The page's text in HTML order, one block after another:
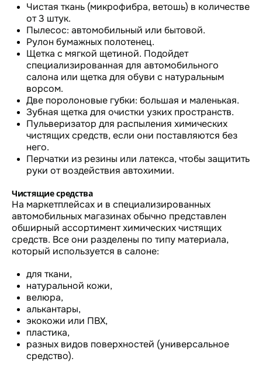
Чистая ткань (микрофибра, ветошь) в количестве
от 3 штук.
Пылесос: автомобильный или бытовой.
Рулон бумажных полотенец.
Щетка с мягкой щетиной. Подойдет
специализированная для автомобильного
салона или щетка для обуви с натуральным
ворсом.
Две поролоновые губки: большая и маленькая.
Зубная щетка для очистки узких пространств.
Пульверизатор для распыления химических
чистящих средств, если они поставляются без
него.
Перчатки из резины или латекса, чтобы защитить
руки от воздействия автохимии.
Чистящие средства
На маркетплейсах и в специализированных
автомобильных магазинах обычно представлен
обширный ассортимент химических чистящих
средств. Все они разделены по типу материала,
который используется в салоне:
для ткани,
натуральной кожи,
велюра,
алькантары,
экокожи или ПВХ,
пластика,
разных видов поверхностей (универсальное
средство).